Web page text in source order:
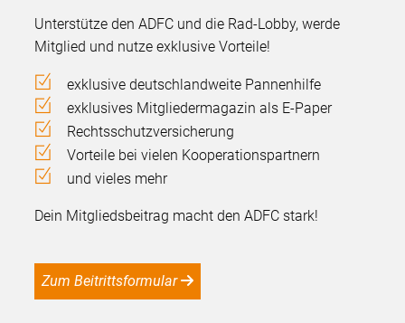
Unterstütze den ADFC und die Rad-Lobby, werde
Mitglied und nutze exklusive Vorteile!
exklusive deutschlandweite Pannenhilfe
exklusives Mitgliedermagazin als E-Paper
Rechtsschutzversicherung
Vorteile bei vielen Kooperationspartnern
und vieles mehr
Dein Mitgliedsbeitrag macht den ADFC stark!
Zum Beitrittsformular